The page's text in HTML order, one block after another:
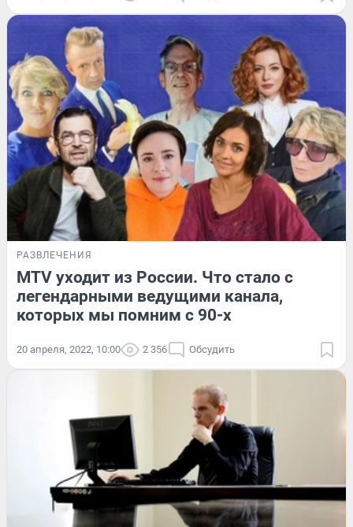
РАЗВЛЕЧЕНИЯ
MTV уходит из России. Что стало с
легендарными ведущими канала,
которых мы помним с 90-х
20 апреля, 2022, 10:00 2 356 Обсудить